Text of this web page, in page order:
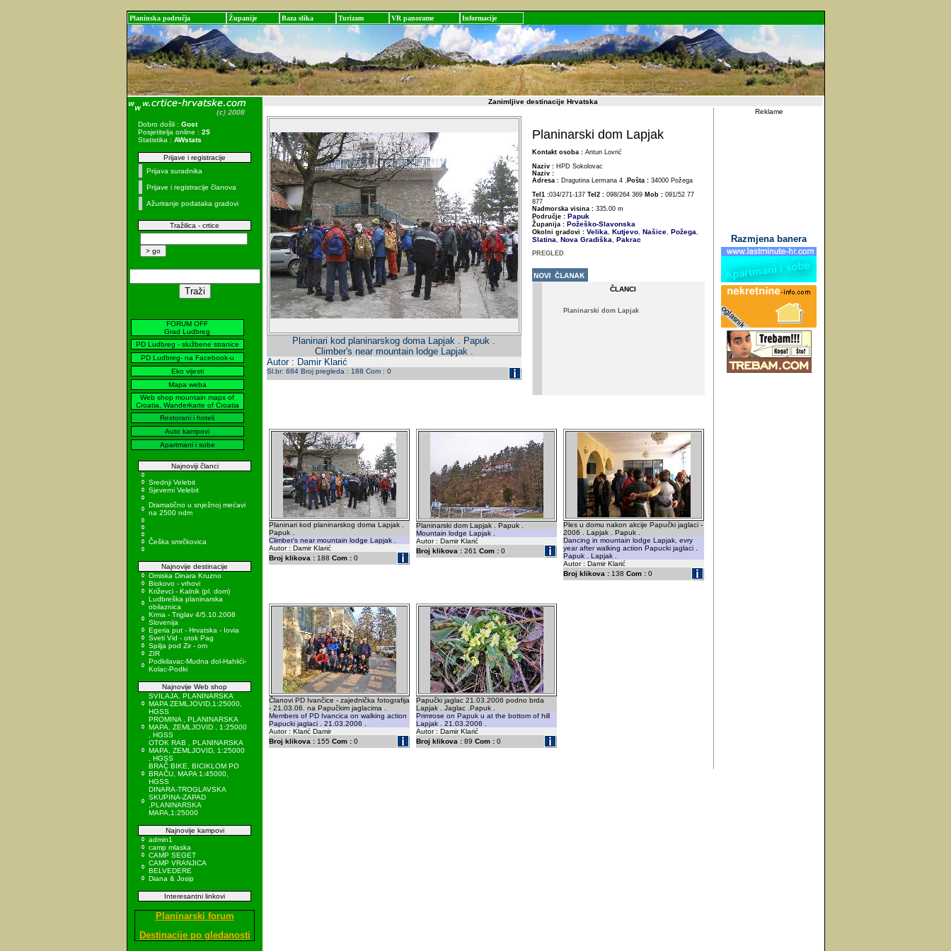
Planinska područja Županije Baza slika Turizam VR panorame Informacije
Dobro došli : Gost
Posjetitelja online : 25
Statistika : AWstats
Prijave i registracije
Prijava suradnika
Prijave i registracije članova
Ažuriranje podataka gradovi
Tražilica - crtice
FORUM OFF
Grad Ludbreg
PD Ludbreg - službene stranice
PD Ludbreg- na Facebook-u
Eko vijesti
Mapa weba
Web shop mountain maps of
Croatia, Wanderkarte of Croatia
Restorani i hoteli
Auto kampovi
Apartmani i sobe
Najnoviji članci
Srednji Velebit
Sjeverni Velebit
Dramatično u snježnoj mećavi
na 2500 ndm
Češka smrčkovica
Najnovije destinacije
Omiska Dinara Kruzno
Biokovo - vrhovi
Križevci - Kalnik (pl. dom)
Ludbreška planinarska
obilaznica
Krma - Triglav 4/5.10.2008
Slovenija
Egeria put - Hrvatska - Iovia
Sveti Vid - otok Pag
Spilja pod Zir - om
ZIR
Podkilavac-Mudna dol-Hahlići-
Kolac-Podki
Najnovije Web shop
SVILAJA, PLANINARSKA
MAPA ZEMLJOVID,1:25000,
HGSS
PROMINA , PLANINARSKA
MAPA, ZEMLJOVID , 1:25000
, HGSS
OTOK RAB , PLANINARSKA
MAPA, ZEMLJOVID, 1:25000
, HGSS
BRAČ BIKE, BICIKLOM PO
BRAČU, MAPA 1:45000,
HGSS
DINARA-TROGLAVSKA
SKUPINA-ZAPAD
,PLANINARSKA
MAPA,1:25000
Najnovije kampovi
admin1
camp mlaska
CAMP SEGET
CAMP VRANJICA
BELVEDERE
Diana & Josip
Interesantni linkovi
Planinarski forum
Destinacije po gledanosti
Zanimljive destinacije Hrvatska
Planinari kod planinarskog doma Lapjak . Papuk .
Climber's near mountain lodge Lapjak .
Autor : Damir Klarić
Sl.br: 684 Broj pregleda : 188 Com : 0
Planinarski dom Lapjak
Kontakt osoba : Antun Lovrić
Naziv : HPD Sokolovac
Naziv :
Adresa : Dragutina Lermana 4 , Pošta : 34000 Požega
Tel1 :034/271-137 Tel2 : 098/264 369 Mob : 091/52 77
877
Nadmorska visina : 335.00 m
Područje : Papuk
Županija : Požeško-Slavonska
Okolni gradovi : Velika, Kutjevo, Našice, Požega,
Slatina, Nova Gradiška, Pakrac
PREGLED
ČLANCI
Planinarski dom Lapjak
Planinari kod planinarskog doma Lapjak .
Papuk .
Climber's near mountain lodge Lapjak .
Autor : Damir Klarić
Broj klikova : 188 Com : 0
Planinarski dom Lapjak . Papuk .
Mountain lodge Lapjak .
Autor : Damir Klarić
Broj klikova : 261 Com : 0
Ples u domu nakon akcije Papučki jaglaci -
2006 . Lapjak . Papuk .
Dancing in mountain lodge Lapjak, evry
year after walking action Papucki jaglaci .
Papuk . Lapjak .
Autor : Damir Klarić
Broj klikova : 138 Com : 0
Članovi PD Ivančice - zajednička fotografija
- 21.03.06. na Papučkim jaglacima .
Members of PD Ivancica on walking action
Papucki jaglaci . 21.03.2006 .
Autor : Klarić Damir
Broj klikova : 155 Com : 0
Papučki jaglac 21.03.2006 podno brda
Lapjak . Jaglac .Papuk .
Primrose on Papuk u at the bottom of hill
Lapjak . 21.03.2006 .
Autor : Damir Klarić
Broj klikova : 89 Com : 0
Reklame
Razmjena banera